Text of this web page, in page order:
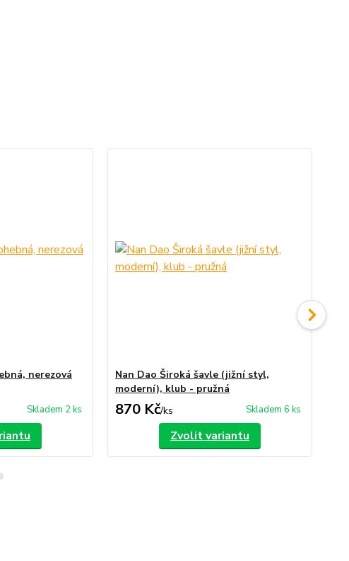
nerezová
Skladem 2 ks
Nan Dao Široká šavle (jižní styl,
moderní), klub - pružná
870 Kč/ks Skladem 6 ks
Zvolit variantu